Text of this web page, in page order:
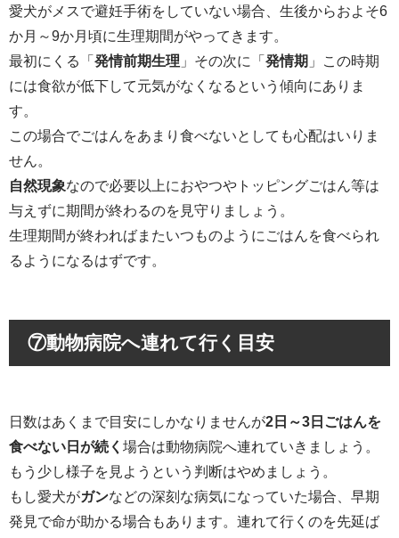
愛犬がメスで避妊手術をしていない場合、生後からおよそ6
か月～9か月頃に生理期間がやってきます。
最初にくる「 発情前期生理 」その次に「 発情期 」この時期
には食欲が低下して元気がなくなるという傾向にありま
す。
この場合でごはんをあまり食べないとしても心配はいりま
せん。
自然現象なので必要以上におやつやトッピングごはん等は
与えずに期間が終わるのを見守りましょう。
生理期間が終わればまたいつものようにごはんを食べられ
るようになるはずです。
⑦動物病院へ連れて行く目安
日数はあくまで目安にしかなりませんが2日～3日ごはんを
食べない日が続く 場合は動物病院へ連れていきましょう。
もう少し様子を見ようという判断はやめましょう。
もし愛犬がガンなどの深刻な病気になっていた場合、早期
発見で命が助かる場合もあります。連れて行くのを先延ば